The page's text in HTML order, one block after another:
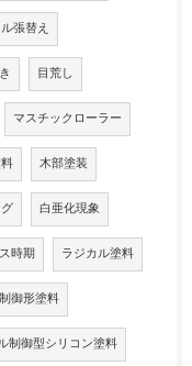
張替え
目荒し
マスチックローラー
木部塗装
白亜化現象
時期 ラジカル塗料
御形塗料
制御型シリコン塗料